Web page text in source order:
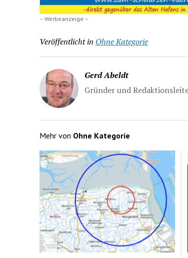
– Werbeanzeige –
Veröffentlicht in Ohne Kategorie
Gerd Abeldt
Gründer und
Mehr von Ohne Kategorie